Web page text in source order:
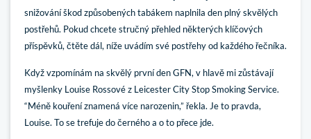
snižování škod způsobených tabákem naplnila den plný skvělých
postřehů. Pokud chcete stručný přehled některých klíčových
příspěvků, čtěte dál, níže uvádím své postřehy od každého řečníka.
Když vzpomínám na skvělý první den GFN, v hlavě mi zůstávají
myšlenky Louise Rossové z Leicester City Stop Smoking Service.
“Méně kouření znamená více narozenin,” řekla. Je to pravda,
Louise. To se trefuje do černého a o to přece jde.